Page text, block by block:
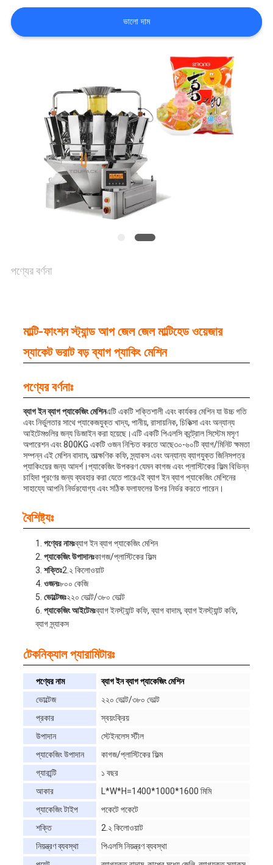
মামলা
SITEMAP
নীতি
ভালো দাম
পণ্যের বর্ণনা
মাল্টি-ফাংশন স্ট্যান্ড আপ জেল জেল মাল্টিহেড ওয়েজার
স্যাকেট ভরাট বড় ব্যাগ প্যাকিং মেশিন
পণ্যের বর্ণনাঃ
ব্যাগ ইন ব্যাগ প্যাকেজিং মেশিনএটি একটি শক্তিশালী এবং কার্যকর মেশিন যা উচ্চ গতি
এবং নির্ভুলতার সাথে প্যাকেজযুক্ত খাদ্য, পানীয়, রাসায়নিক, চিকিত্সা এবং অন্যান্য
আইটেমগুলির জন্য ডিজাইন করা হয়েছে।এটি একটি পিএলসি কন্ট্রোল সিস্টেম মসৃণ
অপারেশন এবং 800KG একটি ওজন নিশ্চিত করতে আছে৩০-৬০টি ব্যাগ/মিনিট ক্ষমতা
সম্পন্ন এই মেশিন বাদাম, তাত্ক্ষণিক কফি, স্ন্যাকস এবং অন্যান্য ব্যাগযুক্ত জিনিসপত্র
প্যাকিংয়ের জন্য আদর্শ।প্যাকেজিং উপকরণ যেমন কাগজ এবং প্লাস্টিকের ফিল্ম বিভিন্ন
চাহিদা পূরণের জন্য ব্যবহার করা যেতে পারেএই ব্যাগ ইন ব্যাগ প্যাকেজিং মেশিনের
সাহায্যে আপনি নির্ভরযোগ্য এবং সঠিক ফলাফলের উপর নির্ভর করতে পারেন।
বৈশিষ্ট্যঃ
পণ্যের নামঃব্যাগ ইন ব্যাগ প্যাকেজিং মেশিন
প্যাকেজিং উপাদানঃকাগজ/প্লাস্টিকের ফিল্ম
শক্তিঃ2.২ কিলোওয়াট
ওজনঃ৮০০ কেজি
ভোল্টেজঃ২২০ ভোল্ট/৩৮০ ভোল্ট
প্যাকেজিং আইটেমঃব্যাগ ইনস্ট্যান্ট কফি, ব্যাগ বাদাম, ব্যাগ ইনস্ট্যান্ট কফি,
ব্যাগ স্ন্যাকস
টেকনিক্যাল প্যারামিটারঃ
পণ্যের নাম
ব্যাগ ইন ব্যাগ প্যাকেজিং মেশিন
ভোল্টেজ
২২০ ভোল্ট/৩৮০ ভোল্ট
প্রকার
স্বয়ংক্রিয়
উপাদান
স্টেইনলেস স্টীল
প্যাকেজিং উপাদান
কাগজ/প্লাস্টিকের ফিল্ম
গ্যারান্টি
১ বছর
আকার
L*W*H=1400*1000*1600 মিমি
প্যাকেজিং টাইপ
পকেটে পকেটে
শক্তি
2.২ কিলোওয়াট
নিয়ন্ত্রণ ব্যবস্থা
পিএলসি নিয়ন্ত্রণ ব্যবস্থা